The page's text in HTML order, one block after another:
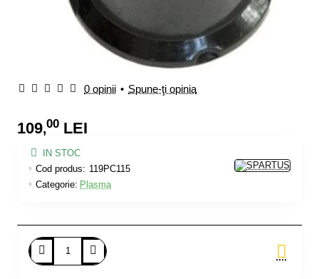
0 opinii • Spune-ţi opinia
109,00 LEI
IN STOC
Cod produs: 119PC115
Categorie: Plasma